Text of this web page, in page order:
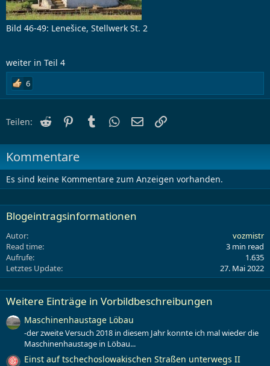
Bild 46-49: Lenešice, Stellwerk St. 2
weiter in Teil 4
6
Teilen: Reddit PinterestTumblr WhatsApp
E-Mail
Kommentare
Es sind keine Kommentare zum Anzeigen vorhanden.
Blogeintragsinformationen
Autor
vozmistr
Read time
3 min read
Aufrufe
1.635
Letztes Update
27. Mai 2022
Weitere Einträge in Vorbildbeschreibungen
Maschinenhaustage Löbau
-der zweite Versuch 2018 in diesem Jahr konnte ich mal wieder die
Maschinenhaustage in Löbau...
Einst auf tschechoslowakischen Straßen unterwegs II